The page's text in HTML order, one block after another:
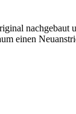
nachgebaut
einen